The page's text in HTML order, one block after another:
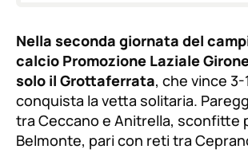
Nella seconda giornata del
calcio Promozione Laziale
solo il Grottaferrata, che vince 3-
conquista la vetta solitaria.
tra Ceccano e Anitrella, sconfitte
Belmonte, pari con reti tra